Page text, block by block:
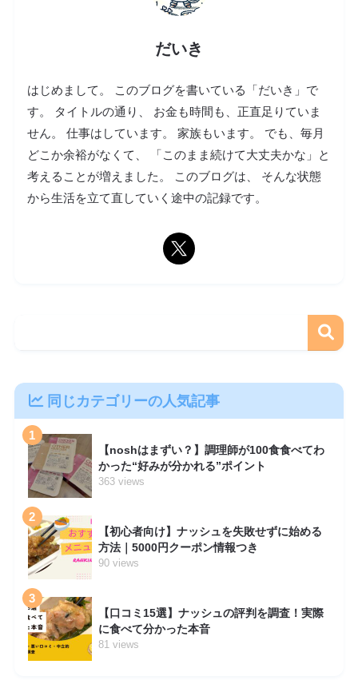
だいき
はじめまして。 このブログを書いている「だいき」で
す。 タイトルの通り、 お金も時間も、正直足りていま
せん。 仕事はしています。 家族もいます。 でも、毎月
どこか余裕がなくて、 「このまま続けて大丈夫かな」と
考えることが増えました。 このブログは、 そんな状態
から生活を立て直していく途中の記録です。
同じカテゴリーの人気記事
1
【noshはまずい？】調理師が100食食べてわ
かった“好みが分かれる”ポイント
363 views
2
【初心者向け】ナッシュを失敗せずに始める
方法｜5000円クーポン情報つき
90 views
3
【口コミ15選】ナッシュの評判を調査！実際
に食べて分かった本音
81 views